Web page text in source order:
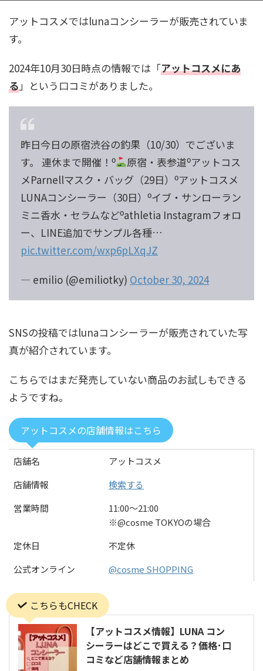
アットコスメではlunaコンシーラーが販売されていま
す。
2024年10月30日時点の情報では「アットコスメにあ
る」という口コミがありました。
昨日今日の原宿渋谷の釣果（10/30）でございま
す。 連休まで開催！⁰
原宿・表参道⁰アットコス
メParnellマスク・バッグ（29日）⁰アットコスメ
LUNAコンシーラー（30日）⁰イブ・サンローラン
ミニ香水・セラムなど⁰athletia Instagramフォロ
ー、LINE追加でサンプル各種…
pic.twitter.com/wxp6pLXqJZ
— emilio (@emiliotky) October 30, 2024
SNSの投稿ではlunaコンシーラーが販売されていた写
真が紹介されています。
こちらではまだ発売していない商品のお試しもできる
ようですね。
アットコスメの店舗情報はこちら
店舗名
アットコスメ
店舗情報
検索する
営業時間
11:00〜21:00
※@cosme TOKYOの場合
定休日
不定休
公式オンライン
@cosme SHOPPING
こちらもCHECK
【アットコスメ情報】LUNA コン
シーラーはどこで買える？価格･口
コミなど店舗情報まとめ